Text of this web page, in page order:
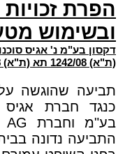
הפרת
ובשימוש
(ת"א) 1242/08 תא (ת"א) 1242-08)
תביעה שהוגשה
התביעה נדונה